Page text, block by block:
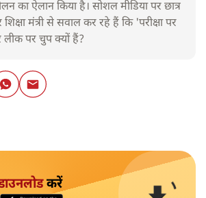
ऐलान किया है। सोशल मीडिया पर छात्र
मंत्री से सवाल कर रहे हैं कि 'परीक्षा पर
लीक पर चुप क्यों हैं?
करें